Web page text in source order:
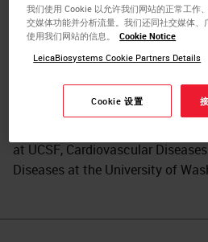
Dr. Bates has been developing
Biosciences/ViroLogic. Dr. Bates
pipeline of Oncology applications
at UCSF, Cardiovascular
Diseases at the University of
我们使用 Cookie 以允许我们网站的正常工作
交媒体功能并分析流量。我们还同社交媒体
使用我们网站的信息。
Cookie Notice
LeicaBiosystems Cookie Partners Details
Cookie 设置